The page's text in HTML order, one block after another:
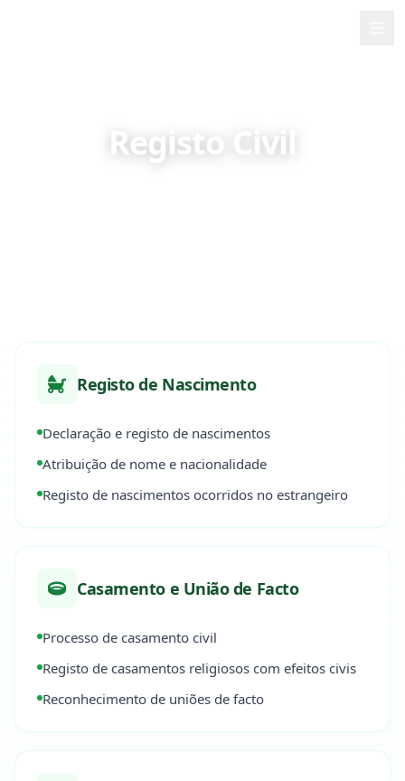
Registo Civil
Registo de Nascimento
Declaração e registo de nascimentos
Atribuição de nome e nacionalidade
Registo de nascimentos ocorridos no estrangeiro
Casamento e União de Facto
Processo de casamento civil
Registo de casamentos religiosos com efeitos civis
Reconhecimento de uniões de facto